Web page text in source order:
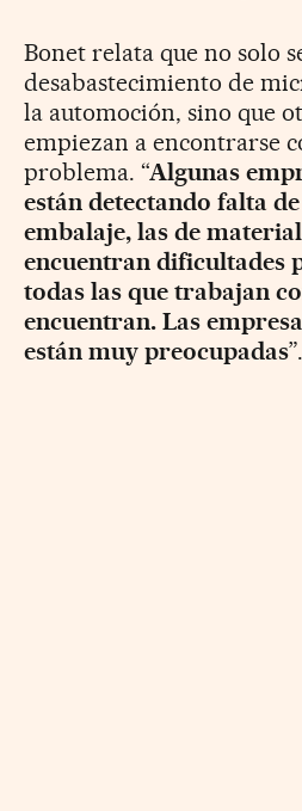
Bonet relata que no solo
desabastecimiento de
la automoción, sino que
empiezan a encontrarse
problema. “Algunas
están detectando falta
embalaje, las de
encuentran dificultades
todas las que trabajan
encuentran. Las
están muy preocupadas”.